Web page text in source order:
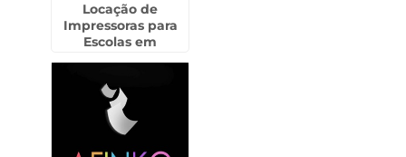
Locação de
Impressoras para
Escolas em